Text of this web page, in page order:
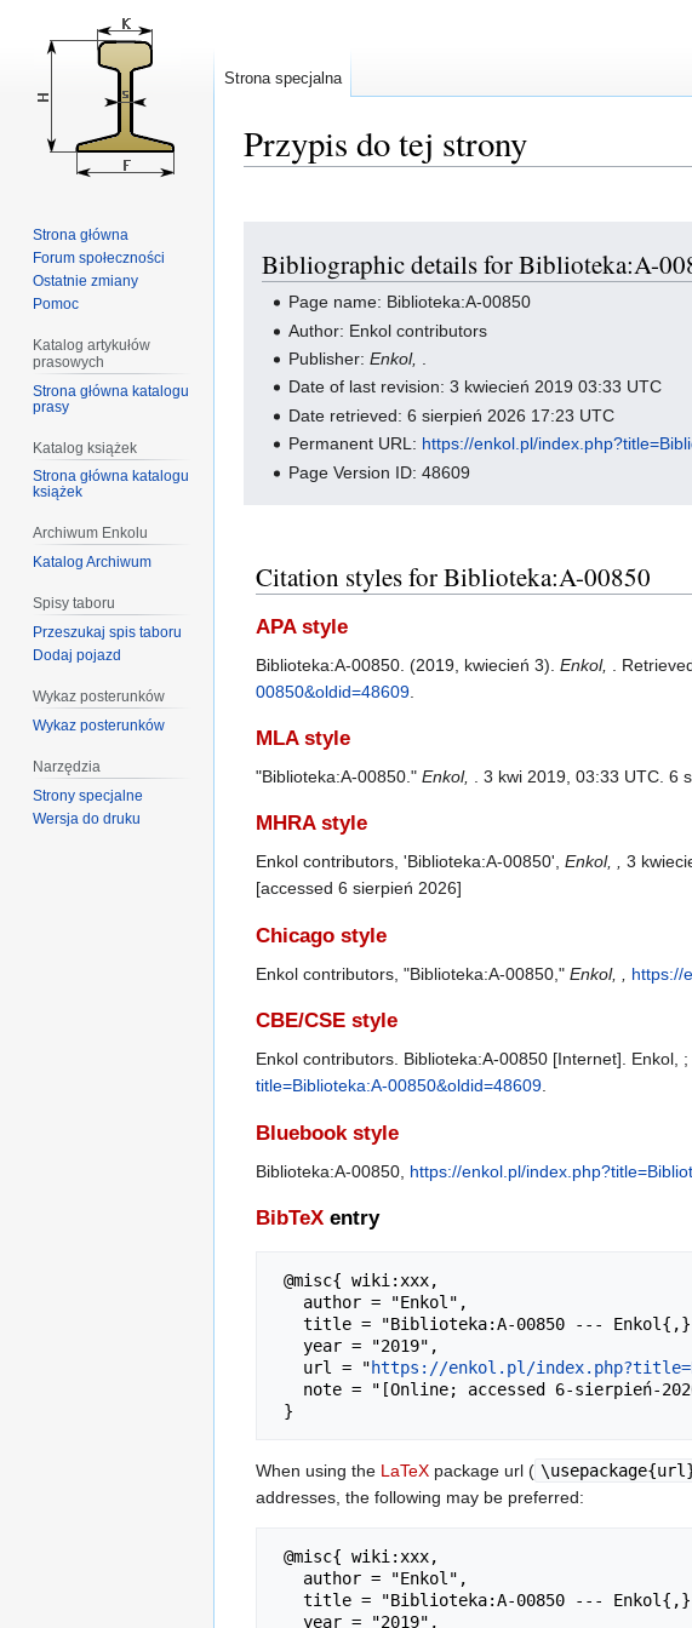
Przypis do tej strony
nawigacji
wyszukiwania
Bibliographic details for Biblioteka:A-
Page name: Biblioteka:A-00850
Author: Enkol contributors
Publisher:Enkol,
Date of last revision: 3 kwiecień 2019 03:33 UTC
Date retrieved: 6 sierpień 2026 17:23 UTC
Permanent URL: https://enkol.pl/
Page Version ID: 48609
Citation styles for Biblioteka:A-00850
APA style
Biblioteka:A-00850. (2019, kwiecień 3). Enkol, .
00850&oldid=48609
MLA style
"Biblioteka:A-00850." Enkol, . 3 kwi 2019, 03:33 UTC. 6
MHRA style
Enkol contributors, 'Biblioteka:A-00850', Enkol, , 3
[accessed 6 sierpień 2026]
Chicago style
Enkol contributors, "Biblioteka:A-00850," Enkol, , https://
CBE/CSE style
Enkol contributors. Biblioteka:A-00850 [Internet]. Enkol,
title=Biblioteka:A-00850&oldid=48609
Bluebook style
Biblioteka:A-00850, https://enkol.pl/
BibTeX entry
   url = "
https://enkol.pl/
When using the LaTeX package url (
addresses, the following may be preferred:
Strona specjalna
Strona główna
Forum społeczności
Ostatnie zmiany
Pomoc
Katalog artykułów
prasowych
Strona główna katalogu
prasy
Katalog książek
Strona główna katalogu
książek
Archiwum Enkolu
Katalog Archiwum
Spisy taboru
Przeszukaj spis taboru
Dodaj pojazd
Wykaz posterunków
Wykaz posterunków
Narzędzia
Strony specjalne
Wersja do druku